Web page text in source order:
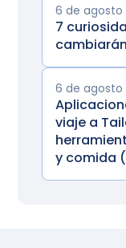
6 de agosto
7
6 de agosto
viaje a
y comida